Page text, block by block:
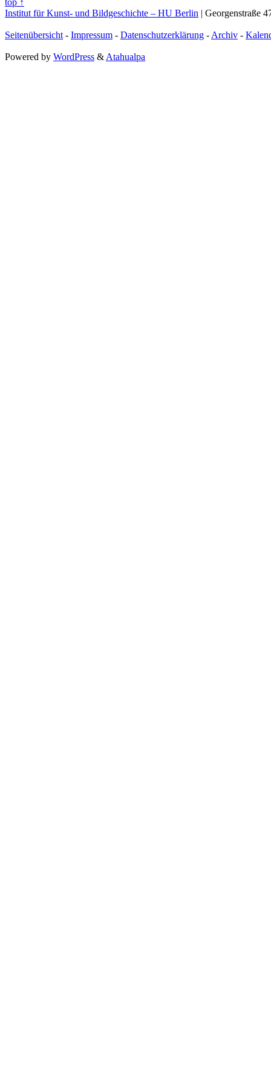
top ↑
Institut für Kunst- und Bildgeschichte – HU Berlin | Georgenstraße
Seitenübersicht - Impressum - Datenschutzerklärung - Archiv -
Powered by WordPress & Atahualpa